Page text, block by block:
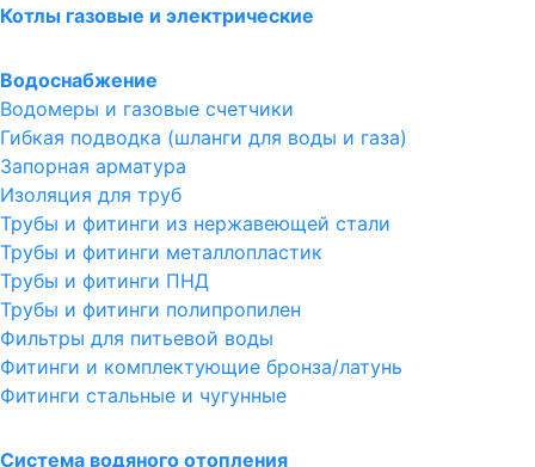
Котлы газовые и электрические
Водоснабжение
Водомеры и газовые счетчики
Гибкая подводка (шланги для воды и газа)
Запорная арматура
Изоляция для труб
Трубы и фитинги из нержавеющей стали
Трубы и фитинги металлопластик
Трубы и фитинги ПНД
Трубы и фитинги полипропилен
Фильтры для питьевой воды
Фитинги и комплектующие бронза/латунь
Фитинги стальные и чугунные
Система водяного отопления